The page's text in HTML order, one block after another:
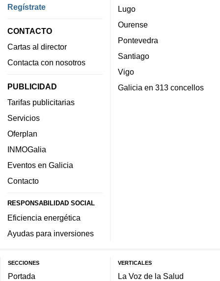
Regístrate
CONTACTO
Cartas al director
Contacta con nosotros
PUBLICIDAD
Tarifas publicitarias
Servicios
Oferplan
INMOGalia
Eventos en Galicia
Contacto
RESPONSABILIDAD SOCIAL
Eficiencia energética
Ayudas para inversiones
Lugo
Ourense
Pontevedra
Santiago
Vigo
Galicia en 313 concellos
SECCIONES
Portada
VERTICALES
La Voz de la Salud